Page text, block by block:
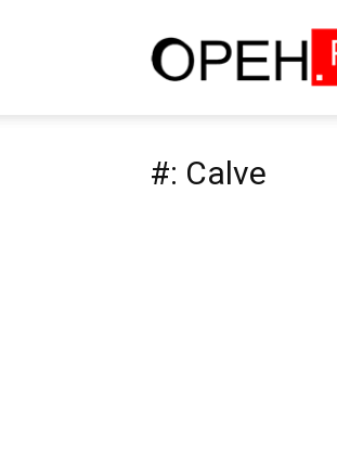
#: Calve